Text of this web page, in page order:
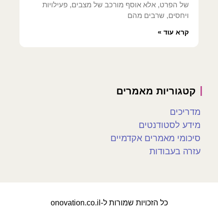
של הפרט, אלא אוסף מורכב של מצבים, פעילויות
ויחסים, שרבים מהם
קרא עוד »
קטגוריות מאמרים
מדריכים
מידע לסטודנטים
סיכומי מאמרים אקדמיים
עזרה בעבודות
כל הזכויות שמורות ל-onovation.co.il